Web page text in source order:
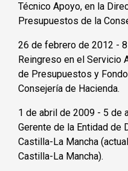
Técnico Apoyo, en la
Presupuestos de la
26 de febrero de 2012 -
Reingreso en el Servicio
de Presupuestos y
Consejería de Hacienda.
1 de abril de 2009 - 5 de
Gerente de la Entidad de
Castilla-La Mancha
Castilla-La Mancha).